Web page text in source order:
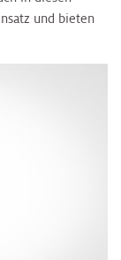
und bieten